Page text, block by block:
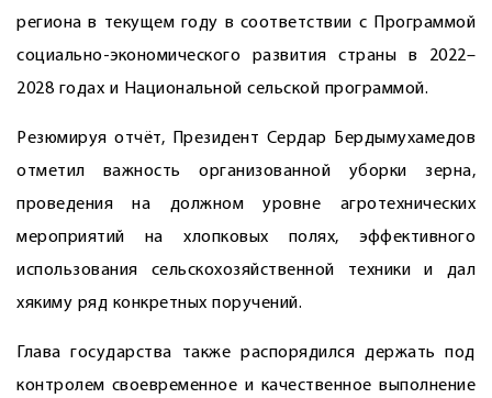
региона в текущем году в соответствии с Программой
социально-экономического развития страны в 2022–
2028 годах и Национальной сельской программой.
Резюмируя отчёт, Президент Сердар Бердымухамедов
отметил важность организованной уборки зерна,
проведения на должном уровне агротехнических
мероприятий на хлопковых полях, эффективного
использования сельскохозяйственной техники и дал
хякиму ряд конкретных поручений.
Глава государства также распорядился держать под
контролем свое­временное и качественное выполнение